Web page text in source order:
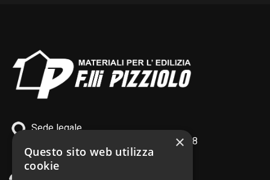
Sede legale
Quinto di Treviso TV - via XI Febbraio, 8
PI IT02436410266
×
Questo sito web utilizza
cookie